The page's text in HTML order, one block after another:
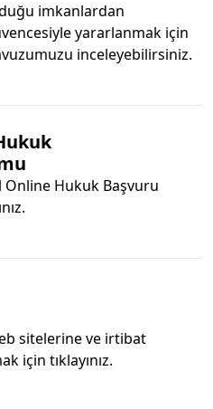
imkanlardan
yararlanmak için
inceleyebilirsiniz.
Online Hukuk Başvuru
sitelerine ve irtibat
için tıklayınız.